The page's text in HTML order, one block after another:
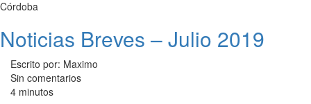
Córdoba
Noticias Breves – Julio 2019
Escrito por: Maximo
Sin comentarios
4 minutos